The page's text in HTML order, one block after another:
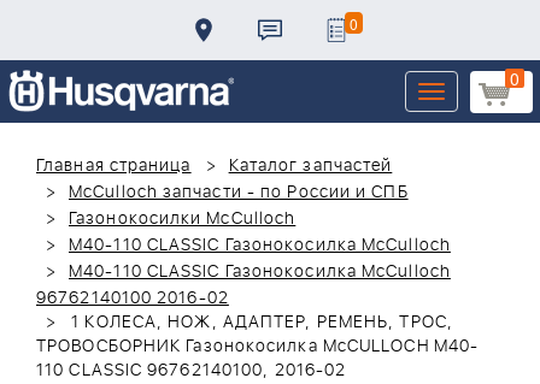
0
0
Toggle
navigation
Главная страница
Каталог запчастей
McCulloch запчасти - по России и СПБ
Газонокосилки McCulloch
M40-110 CLASSIC Газонокосилка McCulloch
M40-110 CLASSIC Газонокосилка McCulloch
96762140100 2016-02
1 КОЛЕСА, НОЖ, АДАПТЕР, РЕМЕНЬ, ТРОС,
ТРОВОСБОРНИК Газонокосилка McCULLOCH M40-
110 CLASSIC 96762140100, 2016-02